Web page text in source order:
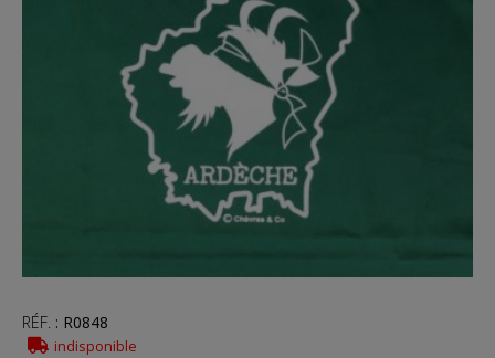
RÉF. : R0848
indisponible